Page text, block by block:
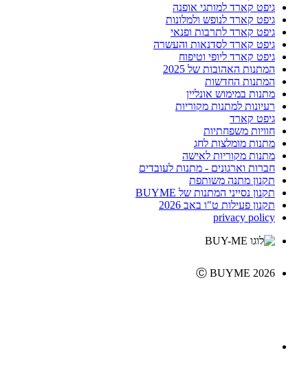
גיפט קארד למותגי אופנה
גיפט קארד לנופש ולמלונות
גיפט קארד לתרבות ופנאי
גיפט קארד לסדנאות והעשרה
גיפט קארד ליופי וטיפוח
המתנות האהובות של 2025
המתנות החדשות
מתנות במימוש אונליין
רעיונות למתנות מקוריות
גיפט קארד
חוויות משפחתיות
מתנות מומלצות לחג
מתנות מקוריות לאישה
חברות וארגונים - מתנות לעובדים
תקנון מתנה משותפת
תקנון נסייני המתנות של BUYME
תקנון פעילות ט"ו באב 2026
privacy policy
Ⓒ BUYME 2026